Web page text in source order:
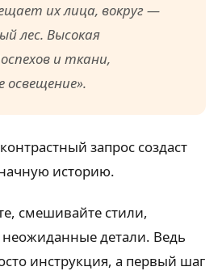
их лица, вокруг —
лес. Высокая
и ткани,
освещение».
запрос создаст
историю.
смешивайте стили,
детали. Ведь
инструкция, а первый шаг